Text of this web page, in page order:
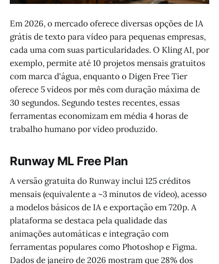
Em 2026, o mercado oferece diversas opções de IA
grátis de texto para vídeo para pequenas empresas,
cada uma com suas particularidades. O Kling AI, por
exemplo, permite até 10 projetos mensais gratuitos
com marca d'água, enquanto o Digen Free Tier
oferece 5 vídeos por mês com duração máxima de
30 segundos. Segundo testes recentes, essas
ferramentas economizam em média 4 horas de
trabalho humano por vídeo produzido.
Runway ML Free Plan
A versão gratuita do Runway inclui 125 créditos
mensais (equivalente a ~3 minutos de vídeo), acesso
a modelos básicos de IA e exportação em 720p. A
plataforma se destaca pela qualidade das
animações automáticas e integração com
ferramentas populares como Photoshop e Figma.
Dados de janeiro de 2026 mostram que 28% dos